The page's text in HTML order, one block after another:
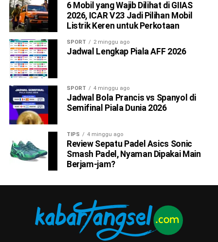
6 Mobil yang Wajib Dilihat di GIIAS
2026, ICAR V23 Jadi Pilihan Mobil
Listrik Keren untuk Perkotaan
SPORT 2 minggu ago
Jadwal Lengkap Piala AFF 2026
SPORT 4 minggu ago
Jadwal Bola Prancis vs Spanyol di
Semifinal Piala Dunia 2026
TIPS 4 minggu ago
Review Sepatu Padel Asics Sonic
Smash Padel, Nyaman Dipakai Main
Berjam-jam?